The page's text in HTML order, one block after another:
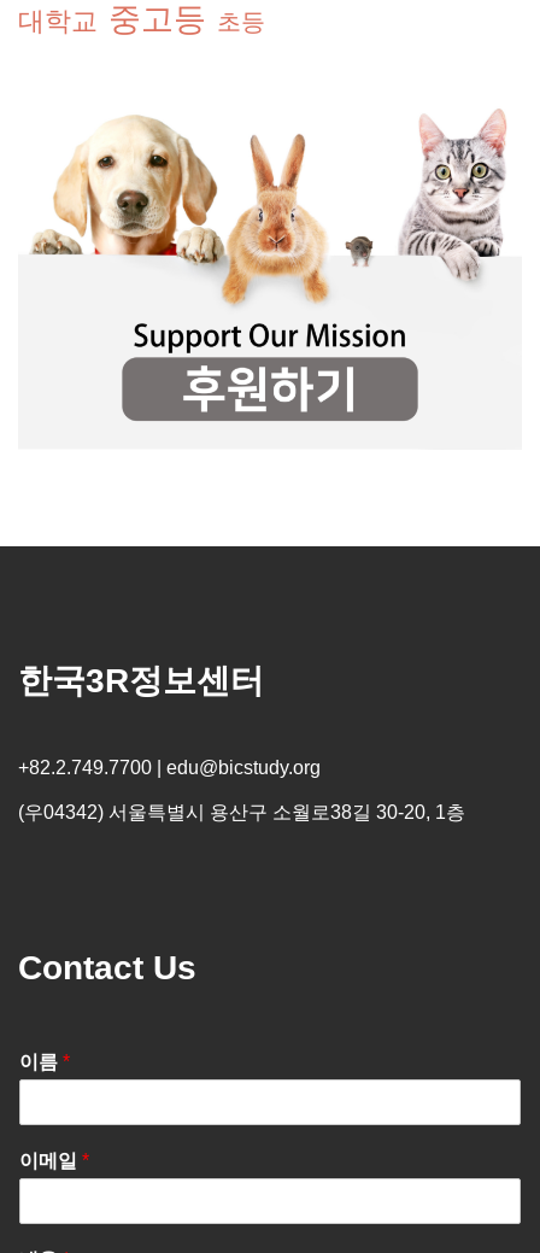
대학교 중고등 초등
한국3R정보센터
+82.2.749.7700 | edu@bicstudy.org
(우04342) 서울특별시 용산구 소월로38길 30-20, 1층
Contact Us
이름 *
이메일 *